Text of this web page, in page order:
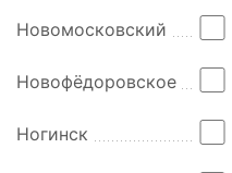
Новомосковский
Новофёдоровское
Ногинск